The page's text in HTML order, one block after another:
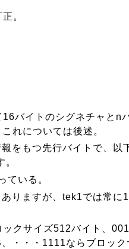
。
バイトのシグネチャとn
れについては後述。
をもつ先行バイトで、以
ている。
りますが、tek1では常に
クサイズ512バイト、
・・・1111ならブロック